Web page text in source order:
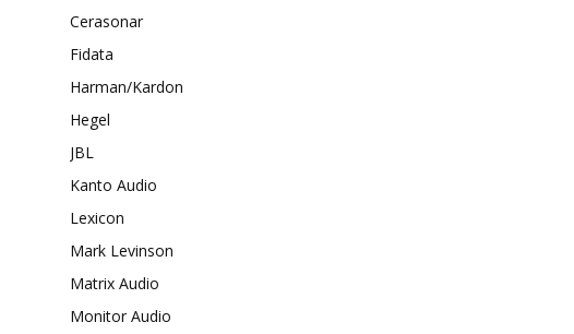
Cerasonar
Fidata
Harman/Kardon
Hegel
JBL
Kanto Audio
Lexicon
Mark Levinson
Matrix Audio
Monitor Audio